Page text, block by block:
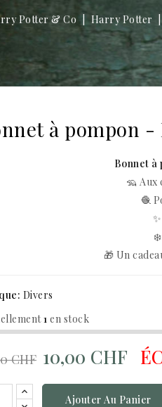
Potter & Co Harry Potter
à pompon
Bonnet
🦡 Aux
🧶
🎁 Un
Divers
1 en stock
CHF 10,00 CHF
Ajouter Au Panier